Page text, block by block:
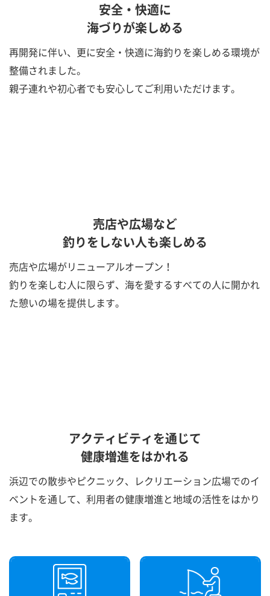
安全・快適に
海づりが楽しめる
再開発に伴い、更に安全・快適に海釣りを楽しめる環境が
整備されました。
親子連れや初心者でも安心してご利用いただけます。
売店や広場など
釣りをしない人も楽しめる
売店や広場がリニューアルオープン！
釣りを楽しむ人に限らず、海を愛するすべての人に開かれ
た憩いの場を提供します。
アクティビティを通じて
健康増進をはかれる
浜辺での散歩やピクニック、レクリエーション広場でのイ
ベントを通して、利用者の健康増進と地域の活性をはかり
ます。